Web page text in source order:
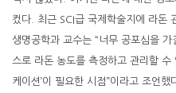
컸다. 최근 SCI급 국제학술지에 라돈
생명공학과 교수는 “너무 공포심을
스로 라돈 농도를 측정하고 관리할 수
케이션’이 필요한 시점”이라고 조언했